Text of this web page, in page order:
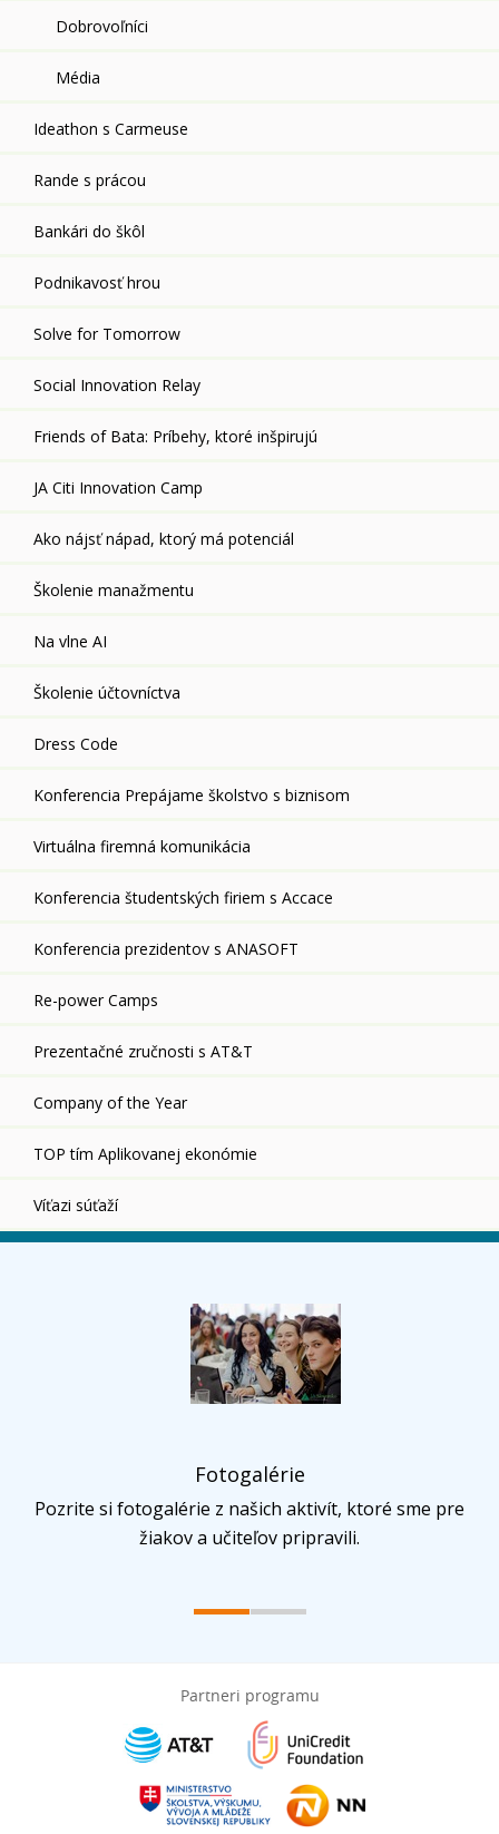
Dobrovoľníci
Média
Ideathon s Carmeuse
Rande s prácou
Bankári do škôl
Podnikavosť hrou
Solve for Tomorrow
Social Innovation Relay
Friends of Bata: Príbehy, ktoré inšpirujú
JA Citi Innovation Camp
Ako nájsť nápad, ktorý má potenciál
Školenie manažmentu
Na vlne AI
Školenie účtovníctva
Dress Code
Konferencia Prepájame školstvo s biznisom
Virtuálna firemná komunikácia
Konferencia študentských firiem s Accace
Konferencia prezidentov s ANASOFT
Re-power Camps
Prezentačné zručnosti s AT&T
Company of the Year
TOP tím Aplikovanej ekonómie
Víťazi súťaží
Fotogalérie
Pozrite si fotogalérie z našich aktivít, ktoré sme pre
žiakov a učiteľov pripravili.
Partneri programu